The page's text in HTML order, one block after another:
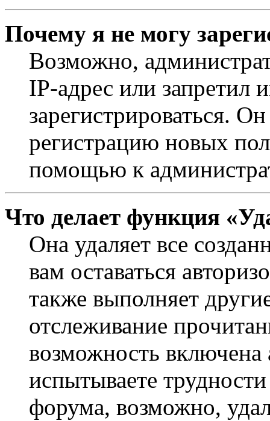
Почему я не могу
Возможно,
IP-адрес или запретил
зарегистрироваться.
регистрацию новых
помощью к
Что делает функция
Она удаляет все
вам оставаться
также выполняет
отслеживание
возможность
испытываете
форума, возможно,